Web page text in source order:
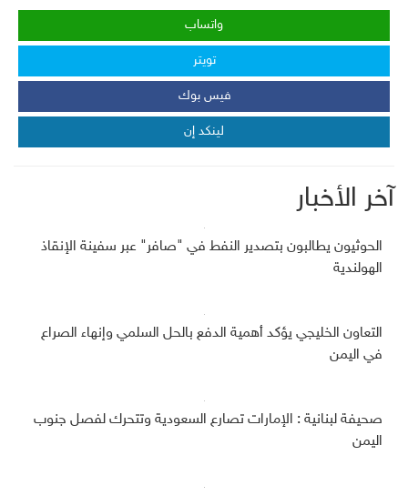
واتساب
تويتر
فيس بوك
لينكد إن
آخر الأخبار
الحوثيون يطالبون بتصدير النفط في "صافر" عبر سفينة الإنقاذ
الهولندية
التعاون الخليجي يؤكد أهمية الدفع بالحل السلمي وإنهاء الصراع
في اليمن
صحيفة لبنانية : الإمارات تصارع السعودية وتتحرك لفصل جنوب
اليمن